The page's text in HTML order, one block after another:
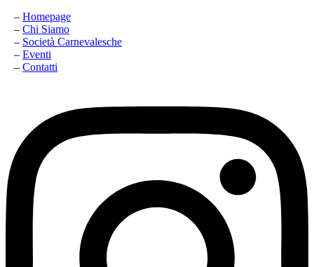
– Homepage
– Chi Siamo
– Società Carnevalesche
– Eventi
– Contatti